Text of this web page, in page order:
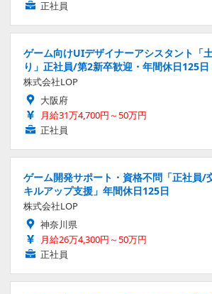
正社員
ゲーム向けUIデザイナーアシスタント「
り」正社員/第2新卒歓迎・年間休日125
株式会社LOP
大阪府
月給31万4,700円～50万円
正社員
ゲーム開発サポート・資格不問「正社員/
キルアップ支援」年間休日125日
株式会社LOP
神奈川県
月給26万4,300円～50万円
正社員